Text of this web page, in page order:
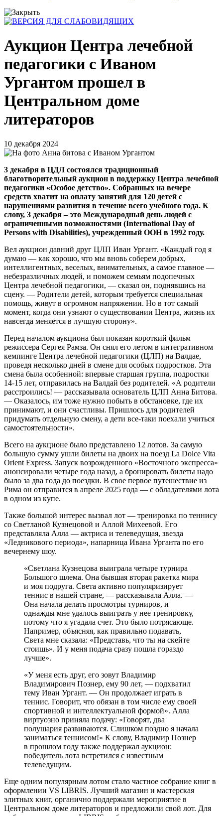
Аукцион Центра лечебной
педагогики с Иваном
Ургантом прошел в
Центральном доме
литераторов
10 декабря 2024
3 декабря в ЦДЛ состоялся традиционный
благотворительный аукцион в поддержку Центра лечебной
педагогики «Особое детство». Собранных на вечере
средств хватит на оплату занятий для 120 детей с
нарушениями развития в течение всего учебного года. К
слову, 3 декабря – это Международный день людей с
ограниченными возможностями (International Day of
Persons with Disabilities), учрежденный ООН в 1992 году.
Вел аукцион давний друг ЦЛП Иван Ургант. «Каждый год я
думаю — как хорошо, что мы вновь соберем добрых,
интеллигентных, веселых, внимательных, а самое главное —
небезразличных людей, и поможем семьям подопечных
Центра лечебной педагогики, — сказал он, поднявшись на
сцену. — Родители детей, которым требуется специальная
помощь, живут в огромном напряжении. Но в тот самый
момент, когда они узнают о существовании Центра, жизнь их
навсегда меняется в лучшую сторону».
Перед началом аукциона был показан короткий фильм
режиссера Сергея Рамза. Он снял его летом в интегративном
кемпинге Центра лечебной педагогики (ЦЛП) на Валдае,
проведя несколько дней в смене для особых подростков. Эта
смена была особенной: впервые старшая группа, подростки
14-15 лет, отправилась на Валдай без родителей. «А родители
расстроились! — рассказывала основатель ЦЛП Анна Битова.
— Оказалось, им тоже нужно побыть в обстановке, где их
принимают, и они счастливы. Пришлось для родителей
придумать отдельную смену, а дети все-таки поехали учиться
самостоятельности».
Всего на аукционе было представлено 12 лотов. За самую
большую сумму ушли билеты на двоих на поезд La Dolce Vita
Orient Express. Запуск возрожденного «Восточного экспресса»
анонсировали четыре года назад, а бронировать билеты надо
было за два года до поездки. В свое первое путешествие из
Рима он отправится в апреле 2025 года — с обладателями лота
в одном из купе.
Также большой интерес вызвал лот — тренировка по теннису
со Светланой Кузнецовой и Аллой Михеевой. Его
представляла Алла — актриса и телеведущая, звезда
«Ледникового периода», напарница Ивана Урганта по его
вечернему шоу.
«Светлана Кузнецова выиграла четыре турнира
Большого шлема. Она бывшая вторая ракетка мира
и моя подруга. Света активно популяризирует
теннис в нашей стране, — рассказывала Алла. —
Она начала делать просмотры турниров, и
однажды мне удалось выиграть у нее тренировку,
потому что я угадала счет. Это было потрясающе.
Например, объясняя, как правильно подавать,
Света мне сказала: «Представь, что ты на скейте
стоишь». И у меня подача сразу пошла гораздо
лучше».
«У меня есть друг, его зовут Владимир
Владимирович Познер, ему 90 лет, — подхватил
тему Иван Ургант. — Он продолжает играть в
теннис. Говорит, что обязан в том числе ему своей
спортивной и интеллектуальной формой». Алла
виртуозно приняла подачу: «Говорят, два
полушария развиваются. Слишком поздно я начала
заниматься теннисом!» К слову, Владимир Познер
в прошлом году также поддержал аукцион:
победитель лота встретился с известным
телеведущим.
Еще одним популярным лотом стало частное собрание книг в
оформлении VS LIBRIS. Лучший магазин и мастерская
элитных книг, органично поддержали мероприятие в
Центральном доме литераторов и предложили свой лот. Для